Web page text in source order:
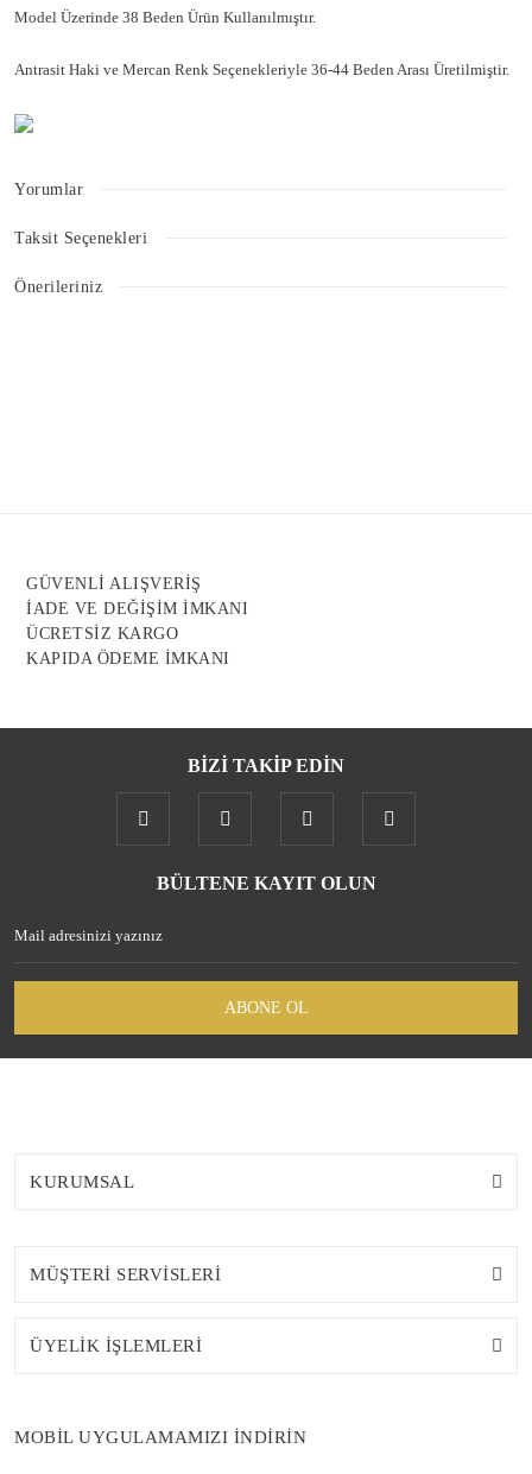
Model Üzerinde 38 Beden Ürün Kullanılmıştır.
Antrasit Haki ve Mercan Renk Seçenekleriyle 36-44 Beden Arası Üretilmiştir.
Yorumlar
Taksit Seçenekleri
Önerileriniz
Bu ürüne benzer farklı alternatifler olmalı.
Gönder
GÜVENLİ ALIŞVERİŞ
İADE VE DEĞİŞİM İMKANI
ÜCRETSİZ KARGO
KAPIDA ÖDEME İMKANI
BİZİ TAKİP EDİN
BÜLTENE KAYIT OLUN
ABONE OL
KURUMSAL
MÜŞTERİ SERVİSLERİ
ÜYELİK İŞLEMLERİ
MOBİL UYGULAMAMIZI İNDİRİN